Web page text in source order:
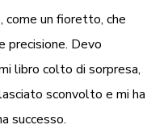
un fioretto, che
precisione. Devo
libro colto di sorpresa,
sconvolto e mi ha
successo.